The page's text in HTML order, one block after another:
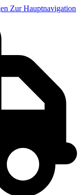
Zur Hauptnavigation